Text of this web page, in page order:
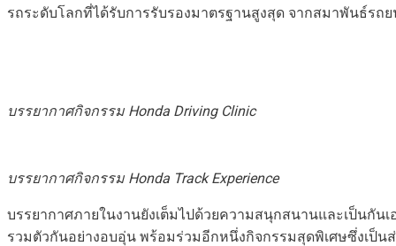
รถระดับโลกที่ได้รับการรับรองมาตรฐานสูงสุด จากสมาพันธ์ร
บรรยากาศกิจกรรม Honda Driving Clinic
บรรยากาศกิจกรรม Honda Track Experience
บรรยากาศภายในงานยังเต็มไปด้วยความสนุกสนานและเป็นกั
รวมตัวกันอย่างอบอุ่น พร้อมร่วมอีกหนึ่งกิจกรรมสุดพิเศษซึ่งเป็นส่